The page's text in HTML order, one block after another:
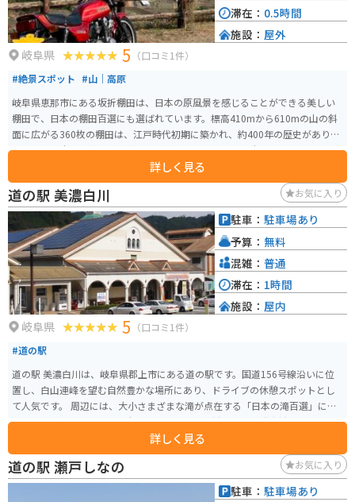
岐阜県 5 （口コミ1件）
#絶景スポット #山｜高原
岐阜県恵那市にある坂折棚田は、日本の原風景を感じることができる美しい
棚田で、日本の棚田百選にも選ばれています。標高410mから610mの山の斜
面に広がる360枚の棚田は、江戸時代初期に築かれ、約400年の歴史がありま
す。特に石積みの技術が特徴的で、専門の石工によって積まれたと思われる
夏、黄金色に染まる秋と、四季折々の美しい景観です。特に5月中旬から始ま
る田植えの風景は、絶好の撮影スポットです。また、30分程度で楽しめる棚
田ガイドウォークもあり、先人たちの知恵が詰まった石積みや水路の技術を
学びながら、自然と触れ合うことができます。周辺には「なごみの家」など
の観光施設もあり、休憩やお土産購入に便利です。
詳しく見る
滞在： 0.5時間
施設： 屋外
道の駅 美濃白川 お気に入り
岐阜県 5 （口コミ1件）
#道の駅
道の駅 美濃白川は、岐阜県郡上市にある道の駅です。国道156号線沿いに位
置し、白山連峰を望む自然豊かな場所にあり、ドライブの休憩スポットとし
て人気です。 周辺には、大小さまざまな滝が点在する「日本の滝百選」にも
選ばれた「根尾白滝」や、全長約1kmにも及ぶ鍾乳洞「飛騨大鍾乳洞」な
ど、観光スポットも充実しています。 特産品は、地元産の新鮮な野菜や果
物、山菜などが販売されています。また、郡上市は「郡上鮎」が有名で、鮎
料理を提供する飲食店もあります。バイクで訪れる際は、道の駅に併設され
ている駐車場が利用できます。 ツーリングの休憩場所として立ち寄るのも良
詳しく見る
駐車： 駐車場あり
予算： 無料
混雑： 普通
滞在： 1時間
施設： 屋内
道の駅 瀬戸しなの お気に入り
駐車： 駐車場あり